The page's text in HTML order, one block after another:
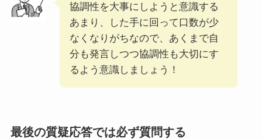
協調性を大事にしようと意識する
あまり、した手に回って口数が少
なくなりがちなので、あくまで自
分も発言しつつ協調性も大切にす
るよう意識しましょう！
最後の質疑応答では必ず質問する